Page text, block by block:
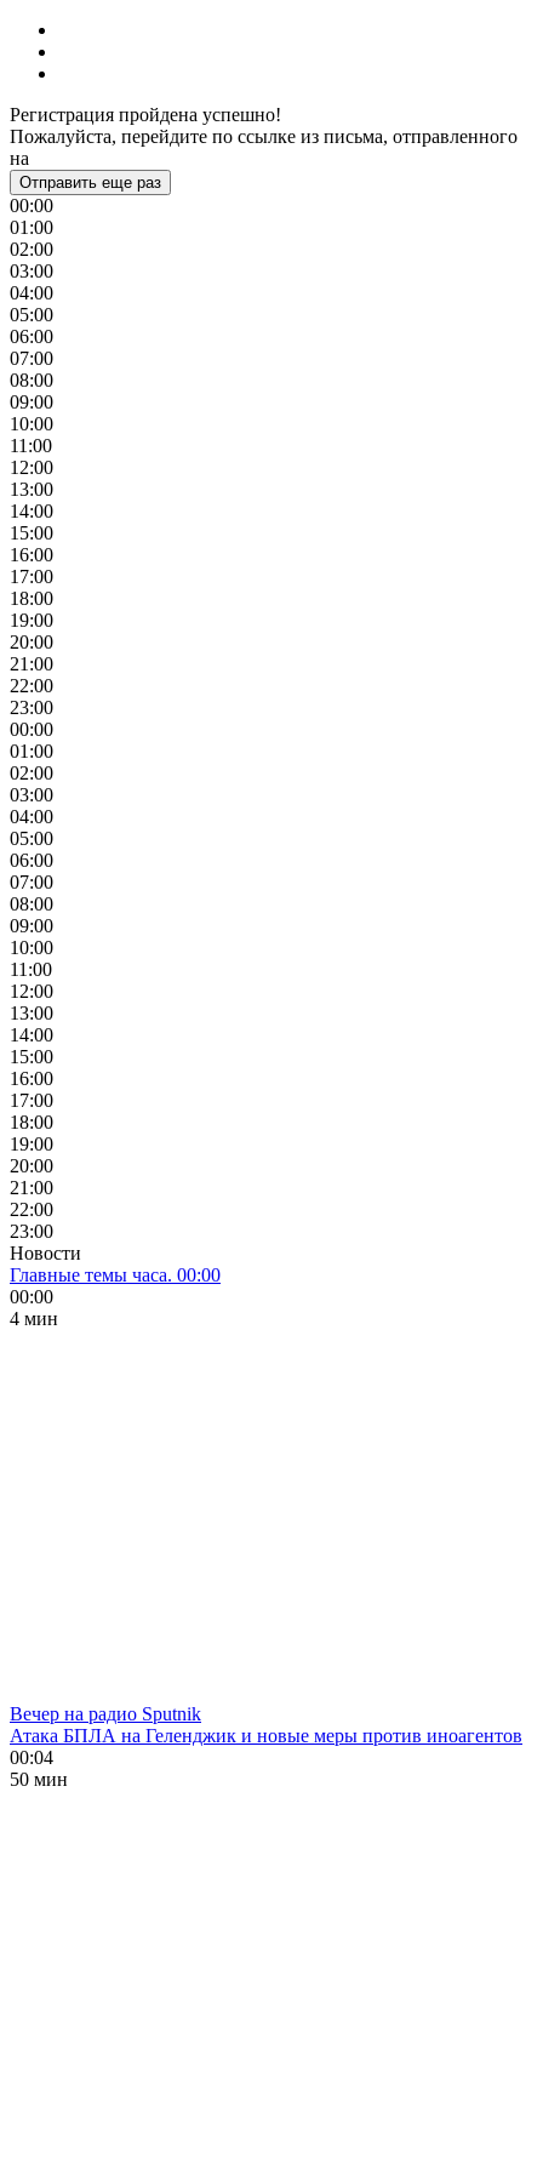
Регистрация пройдена успешно!
Пожалуйста, перейдите по ссылке из письма, отправленного
на
Отправить еще раз
00:00
01:00
02:00
03:00
04:00
05:00
06:00
07:00
08:00
09:00
10:00
11:00
12:00
13:00
14:00
15:00
16:00
17:00
18:00
19:00
20:00
21:00
22:00
23:00
00:00
01:00
02:00
03:00
04:00
05:00
06:00
07:00
08:00
09:00
10:00
11:00
12:00
13:00
14:00
15:00
16:00
17:00
18:00
19:00
20:00
21:00
22:00
23:00
Новости
Главные темы часа. 00:00
00:00
4 мин
Вечер на радио Sputnik
Атака БПЛА на Геленджик и новые меры против иноагентов
00:04
50 мин